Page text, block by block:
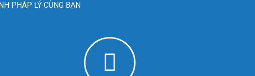
PHÁP LÝ CÙNG BẠN